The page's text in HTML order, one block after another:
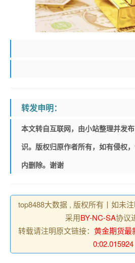
转发申明：
本文转自互联网，由小站整理并发
识。版权归原作者所有，如有侵权
内删除。谢谢
top8488大数据 , 版权所有丨如未
采用BY-NC-SA协议
转载请注明原文链接： 黄金期货最
0:02.015924